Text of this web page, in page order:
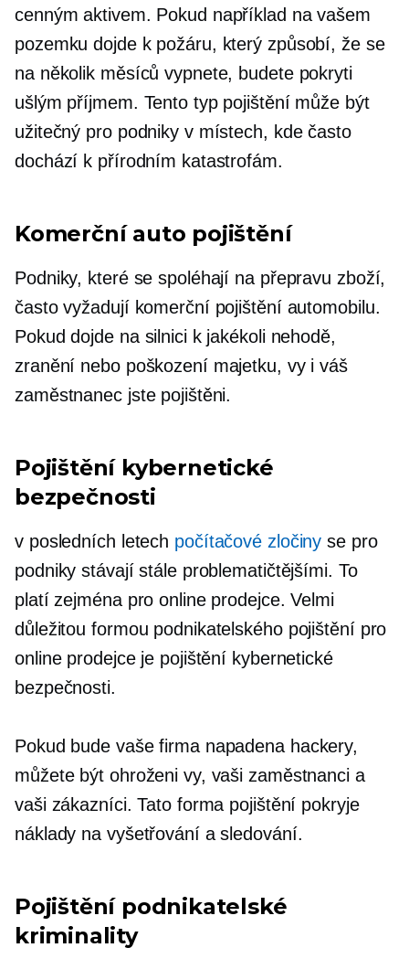
cenným aktivem. Pokud například na vašem
pozemku dojde k požáru, který způsobí, že se
na několik měsíců vypnete, budete pokryti
ušlým příjmem. Tento typ pojištění může být
užitečný pro podniky v místech, kde často
dochází k přírodním katastrofám.
Komerční auto pojištění
Podniky, které se spoléhají na přepravu zboží,
často vyžadují komerční pojištění automobilu.
Pokud dojde na silnici k jakékoli nehodě,
zranění nebo poškození majetku, vy i váš
zaměstnanec jste pojištěni.
Pojištění kybernetické
bezpečnosti
v posledních letech počítačové zločiny se pro
podniky stávají stále problematičtějšími. To
platí zejména pro online prodejce. Velmi
důležitou formou podnikatelského pojištění pro
online prodejce je pojištění kybernetické
bezpečnosti.
Pokud bude vaše firma napadena hackery,
můžete být ohroženi vy, vaši zaměstnanci a
vaši zákazníci. Tato forma pojištění pokryje
náklady na vyšetřování a sledování.
Pojištění podnikatelské
kriminality